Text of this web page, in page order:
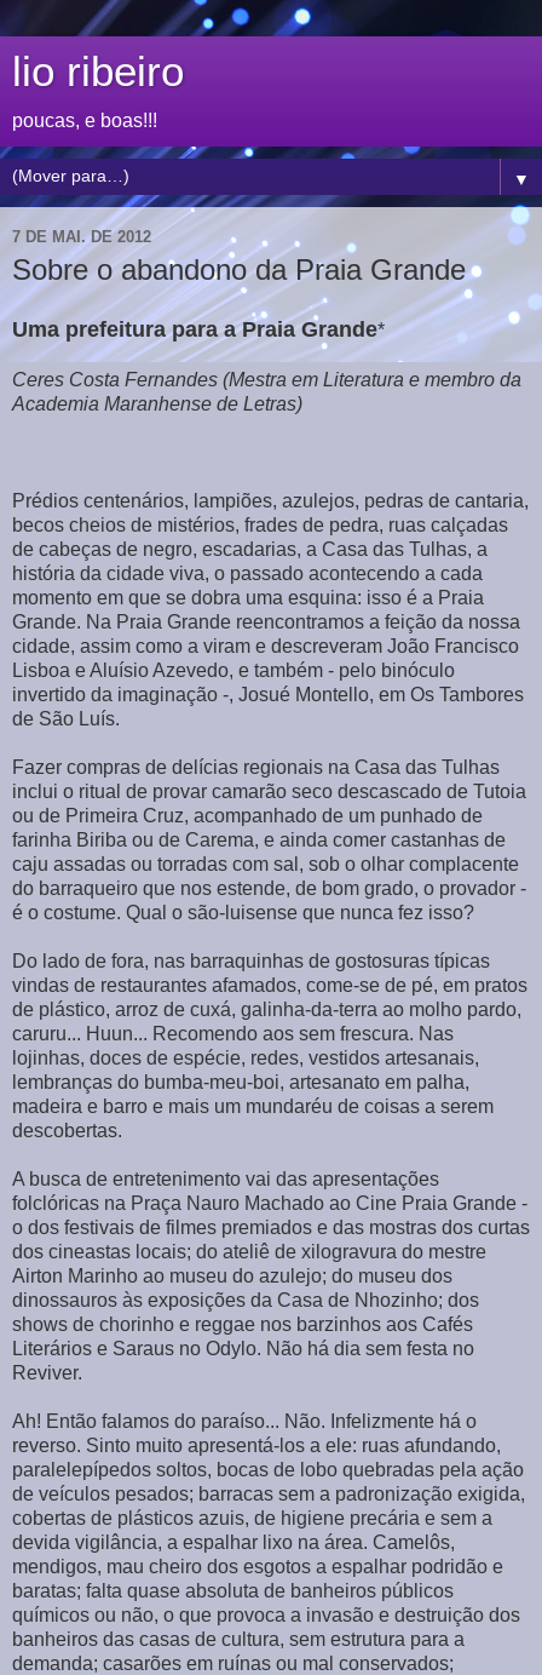
lio ribeiro
poucas, e boas!!!
▼
7 DE MAI. DE 2012
Sobre o abandono da Praia Grande
Uma prefeitura para a Praia Grande*
Ceres Costa Fernandes (Mestra em Literatura e membro da
Academia Maranhense de Letras)
Prédios centenários, lampiões, azulejos, pedras de cantaria,
becos cheios de mistérios, frades de pedra, ruas calçadas
de cabeças de negro, escadarias, a Casa das Tulhas, a
história da cidade viva, o passado acontecendo a cada
momento em que se dobra uma esquina: isso é a Praia
Grande. Na Praia Grande reencontramos a feição da nossa
cidade, assim como a viram e descreveram João Francisco
Lisboa e Aluísio Azevedo, e também - pelo binóculo
invertido da imaginação -, Josué Montello, em Os Tambores
de São Luís.
Fazer compras de delícias regionais na Casa das Tulhas
inclui o ritual de provar camarão seco descascado de Tutoia
ou de Primeira Cruz, acompanhado de um punhado de
farinha Biriba ou de Carema, e ainda comer castanhas de
caju assadas ou torradas com sal, sob o olhar complacente
do barraqueiro que nos estende, de bom grado, o provador -
é o costume. Qual o são-luisense que nunca fez isso?
Do lado de fora, nas barraquinhas de gostosuras típicas
vindas de restaurantes afamados, come-se de pé, em pratos
de plástico, arroz de cuxá, galinha-da-terra ao molho pardo,
caruru... Huun... Recomendo aos sem frescura. Nas
lojinhas, doces de espécie, redes, vestidos artesanais,
lembranças do bumba-meu-boi, artesanato em palha,
madeira e barro e mais um mundaréu de coisas a serem
descobertas.
A busca de entretenimento vai das apresentações
folclóricas na Praça Nauro Machado ao Cine Praia Grande -
o dos festivais de filmes premiados e das mostras dos curtas
dos cineastas locais; do ateliê de xilogravura do mestre
Airton Marinho ao museu do azulejo; do museu dos
dinossauros às exposições da Casa de Nhozinho; dos
shows de chorinho e reggae nos barzinhos aos Cafés
Literários e Saraus no Odylo. Não há dia sem festa no
Reviver.
Ah! Então falamos do paraíso... Não. Infelizmente há o
reverso. Sinto muito apresentá-los a ele: ruas afundando,
paralelepípedos soltos, bocas de lobo quebradas pela ação
de veículos pesados; barracas sem a padronização exigida,
cobertas de plásticos azuis, de higiene precária e sem a
devida vigilância, a espalhar lixo na área. Camelôs,
mendigos, mau cheiro dos esgotos a espalhar podridão e
baratas; falta quase absoluta de banheiros públicos
químicos ou não, o que provoca a invasão e destruição dos
banheiros das casas de cultura, sem estrutura para a
demanda; casarões em ruínas ou mal conservados;